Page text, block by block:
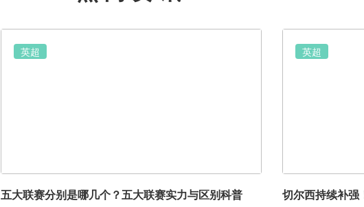
英超
五大联赛分别是哪几个？五大联赛实力与区别科普
英超